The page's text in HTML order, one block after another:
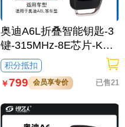
奥迪A6L折叠智能钥匙-3
键-315MHz-8E芯片-KYD
Z
积分抵扣
￥799 会员享专价 已售21